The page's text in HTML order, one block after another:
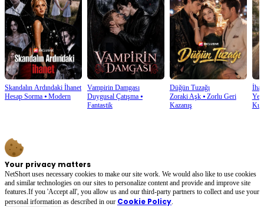
Skandalın Ardındaki İhanet
Hesap Sorma ⦁ Modern
Vampirin Damgası
Duygusal Çatışma⦁
Fantastik
Düğün Tuzağı
Zoraki Aşk⦁ Zorlu Geri
Kazanış
Your privacy matters
NetShort uses necessary cookies to make our site work. We would also like to use cookies
and similar technologies on our sites to personalize content and provide and improve site
features.If you 'Accept all', you allow us and our third-party partners to collect and use your
personal irformation as described in our Cookie Policy.